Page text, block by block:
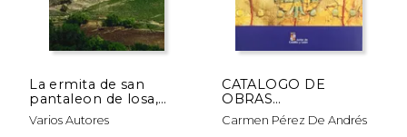
dcto. dcto.
La ermita de san
pantaleon de losa,
Burgos
Varios Autores
CATALOGO DE
OBRAS
RESTAURADAS 1999-
2003
Carmen Pérez De Andrés